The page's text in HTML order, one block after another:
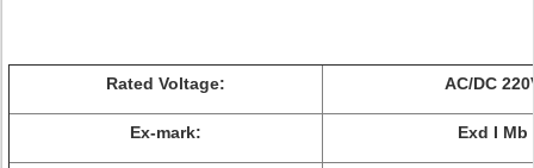
Rated Voltage: AC/DC
Ex-mark: Exd I Mb